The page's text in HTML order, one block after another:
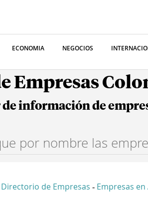
ECONOMIA NEGOCIOS
Empresas
información de
Directorio de Empresas - Empresas en